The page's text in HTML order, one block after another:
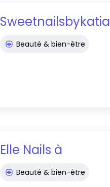
Sweetnailsbykatia
Beauté & bien-être
Elle Nails à
Beauté & bien-être